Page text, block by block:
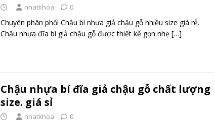
nhatkhoa 0
Chuyên phân phối Chậu bí nhựa giả chậu gỗ nhiều size giá rẻ.
Chậu nhựa đĩa bí giả chậu gỗ được thiết kế gọn nhẹ […]
Chậu nhựa bí đĩa giả chậu gỗ chất lượng
size. giá sỉ
nhatkhoa 0